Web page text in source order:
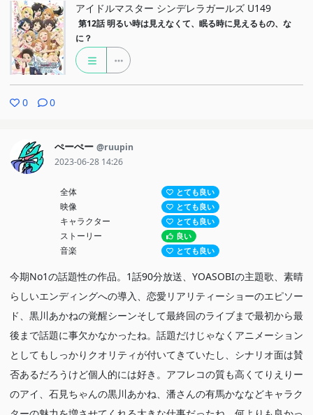
アイドルマスター シンデレラガールズ U149
第12話 明るい時は見えなくて、眠る時に見えるもの、な
に？
0 0
ぺーぺー @ruupin
2023-06-28 14:26
全体 とても良い
映像 とても良い
キャラクター とても良い
ストーリー 良い
音楽 とても良い
今期No1の話題性の作品。1話90分放送、YOASOBIの主題歌、素晴
らしいエンディングへの導入、恋愛リアリティーショーのエピソー
ド、黒川あかねの覚醒シーンそして最終回のライブまで最初から最
後まで話題に事欠かなかったね。話題だけじゃなくアニメーション
としてもしっかりクオリティが付いてきていたし、シナリオ面は賛
否あるだろうけど個人的には好き。アフレコの質も高くてりえりー
のアイ、石見ちゃんの黒川あかね、潘さんの有馬かななどキャラク